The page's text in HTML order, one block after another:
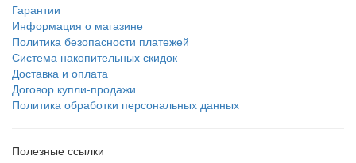
Гарантии
Информация о магазине
Политика безопасности платежей
Система накопительных скидок
Доставка и оплата
Договор купли-продажи
Политика обработки персональных данных
Полезные ссылки